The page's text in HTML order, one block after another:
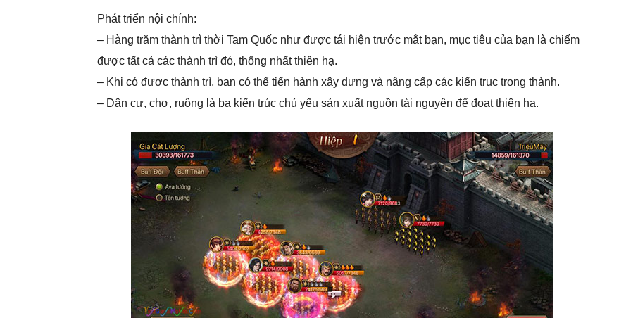
Phát triển nội chính:
– Hàng trăm thành trì thời Tam Quốc như được tái hiện trước mắt bạn, mục tiêu của bạn là chiếm
được tất cả các thành trì đó, thống nhất thiên hạ.
– Khi có được thành trì, bạn có thể tiến hành xây dựng và nâng cấp các kiến trục trong thành.
– Dân cư, chợ, ruộng là ba kiến trúc chủ yếu sản xuất nguồn tài nguyên để đoạt thiên hạ.